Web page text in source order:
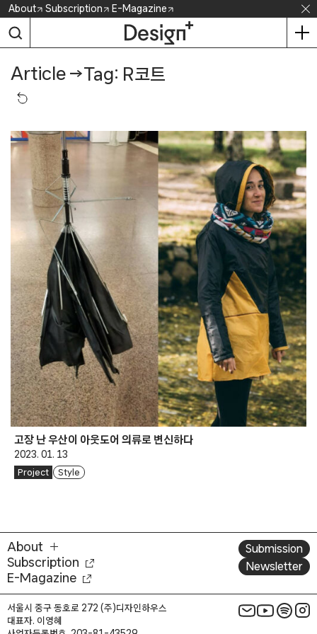
Skip
content
About Subscription E-Magazine
Article →Tag: R코트
고장 난 우산이 아웃도어 의류로 변신하다
2023. 01. 13
Project Style
About
Subscription
E-Magazine
Submission
Newsletter
서울시 중구 동호로 272 (주)디자인하우스
대표자. 이영혜